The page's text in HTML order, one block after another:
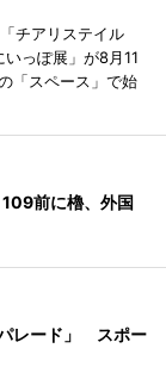
チアリステイル
っぽ展」が8月11
「スペース」で始
前に櫓、外国
レード」 スポー